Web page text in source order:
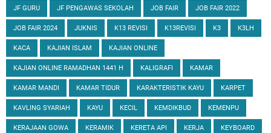
JF GURU JF PENGAWAS SEKOLAH JOB FAIR JOB FAIR 2022
JOB FAIR 2024 JUKNIS K13 REVISI K13REVISI K3 K3LH
KACA KAJIAN ISLAM KAJIAN ONLINE
KAJIAN ONLINE RAMADHAN 1441 H KALIGRAFI KAMAR
KAMAR MANDI KAMAR TIDUR KARAKTERISTIK KAYU KARPET
KAVLING SYARIAH KAYU KECIL KEMDIKBUD KEMENPU
KERAJAAN GOWA KERAMIK KERETA API KERJA KEYBOARD